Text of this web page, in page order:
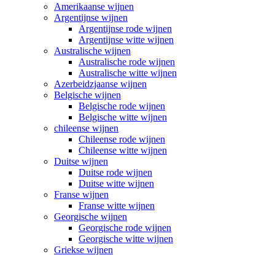
Amerikaanse wijnen
Argentijnse wijnen
Argentijnse rode wijnen
Argentijnse witte wijnen
Australische wijnen
Australische rode wijnen
Australische witte wijnen
Azerbeidzjaanse wijnen
Belgische wijnen
Belgische rode wijnen
Belgische witte wijnen
chileense wijnen
Chileense rode wijnen
Chileense witte wijnen
Duitse wijnen
Duitse rode wijnen
Duitse witte wijnen
Franse wijnen
Franse witte wijnen
Georgische wijnen
Georgische rode wijnen
Georgische witte wijnen
Griekse wijnen